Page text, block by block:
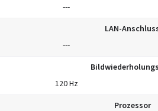
---
LAN-
---
120 Hz
Prozessor